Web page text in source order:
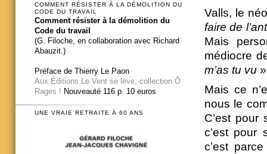
Valls, le
faire de
Mais
médiocre
m’as tu vu
Mais ce
nous le
C’est
c’est pour
c’est
COMMENT RÉSISTER À LA DÉMOLITION DU
CODE DU TRAVAIL
Comment résister à la démolition du
Code du travail
(G. Filoche, en collaboration avec Richard
Abauzit.)
Préface de Thierry Le Paon
Aux Éditions Le Vent se lève, collection Ô
Rages ! Nouveauté 116 p. 10 euros
UNE VRAIE RETRAITE À 60 ANS